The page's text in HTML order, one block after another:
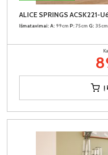
ALICE SPRINGS
Išmatavimai: A: 99cm P: 75cm G: 35cm
Į